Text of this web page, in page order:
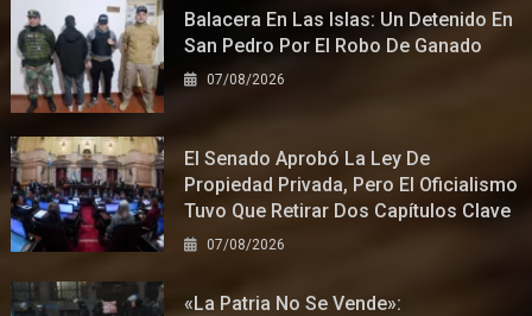
Balacera En Las Islas: Un Detenido En
San Pedro Por El Robo De Ganado
07/08/2026
El Senado Aprobó La Ley De
Propiedad Privada, Pero El Oficialismo
Tuvo Que Retirar Dos Capítulos Clave
07/08/2026
«La Patria No Se Vende»: